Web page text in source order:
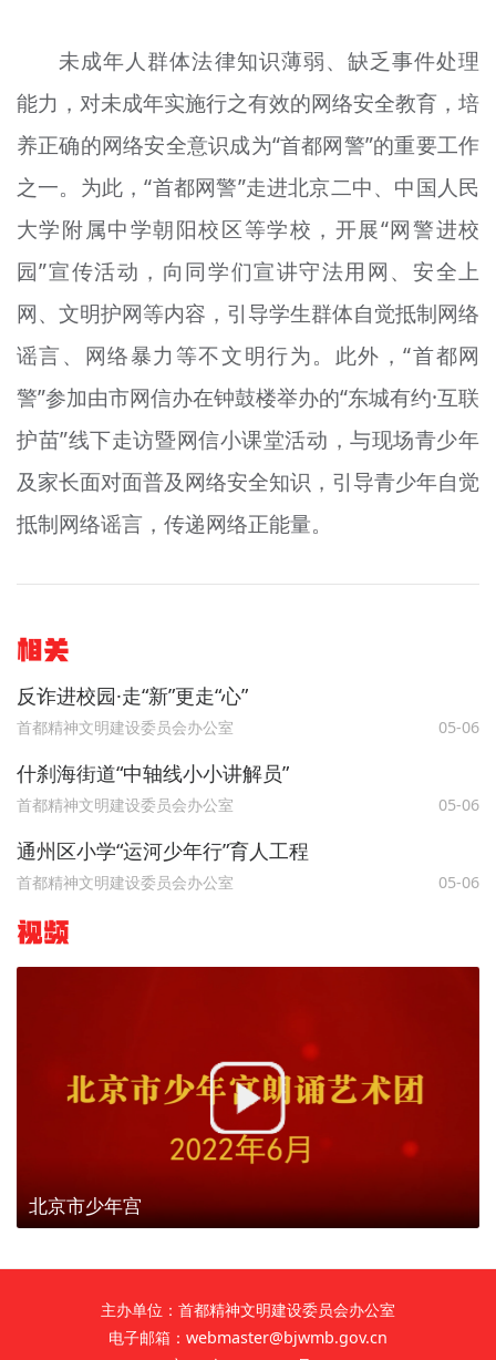
未成年人群体法律知识薄弱、缺乏事件处理
能力，对未成年实施行之有效的网络安全教育，培
养正确的网络安全意识成为“首都网警”的重要工作
之一。为此，“首都网警”走进北京二中、中国人民
大学附属中学朝阳校区等学校，开展“网警进校
园”宣传活动，向同学们宣讲守法用网、安全上
网、文明护网等内容，引导学生群体自觉抵制网络
谣言、网络暴力等不文明行为。此外，“首都网
警”参加由市网信办在钟鼓楼举办的“东城有约·互联
护苗”线下走访暨网信小课堂活动，与现场青少年
及家长面对面普及网络安全知识，引导青少年自觉
抵制网络谣言，传递网络正能量。
相关
反诈进校园·走“新”更走“心”
首都精神文明建设委员会办公室 05-06
什刹海街道“中轴线小小讲解员”
首都精神文明建设委员会办公室 05-06
通州区小学“运河少年行”育人工程
首都精神文明建设委员会办公室 05-06
视频
北京市少年宫
主办单位：首都精神文明建设委员会办公室
电子邮箱：webmaster@bjwmb.gov.cn